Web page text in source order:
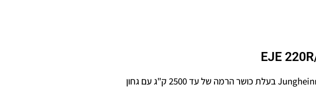
עגלת משטחים Jungheinrich בעלת כושר הרמה של עד 2500 ק"ג עם גחון